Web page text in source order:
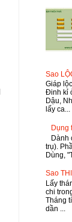
Sao
Giáp
Đinh kỉ
Dậu,
lấy ca...
Dụng
Dành
trụ).
Dùng,
Sao
Lấy
chi
Tháng
dần ...